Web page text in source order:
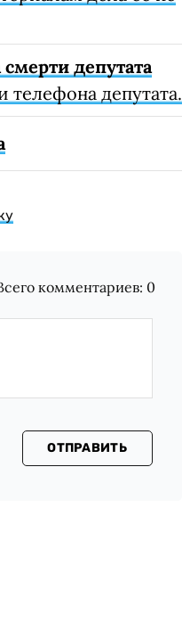
депутата
депутата.
комментариев: 0
ОТПРАВИТЬ